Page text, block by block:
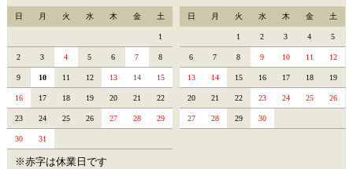
日 月 火 水 木 金 土
1
2 3 4 5 6 7 8
9 10 11 12 13 14 15
16 17 18 19 20 21 22
23 24 25 26 27 28 29
30 31
日 月 火 水 木 金 土
1 2 3 4 5
6 7 8 9 10 11 12
13 14 15 16 17 18 19
20 21 22 23 24 25 26
27 28 29 30
※赤字は休業日です